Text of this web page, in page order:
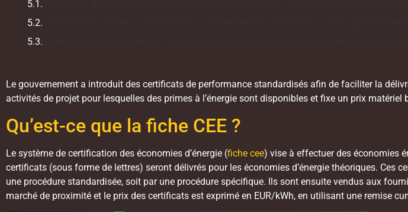
Le gouvernement a introduit des certificats de performance standardisés afin de faciliter la
activités de projet pour lesquelles des primes à l’énergie sont disponibles et fixe un prix
Qu’est-ce que la fiche CEE ?
Le système de certification des économies d’énergie (fiche cee) vise à effectuer des économies
certificats (sous forme de lettres) seront délivrés pour les économies d’énergie théoriques. Ces
une procédure standardisée, soit par une procédure spécifique. Ils sont ensuite vendus aux
marché de proximité et le prix des certificats est exprimé en EUR/kWh, en utilisant une remise